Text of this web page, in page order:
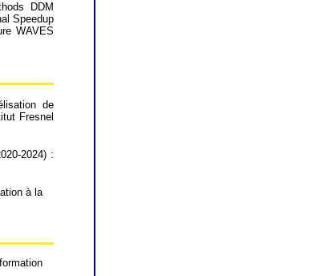
DDM
Speedup
WAVES
de
Fresnel
2024) :
à la